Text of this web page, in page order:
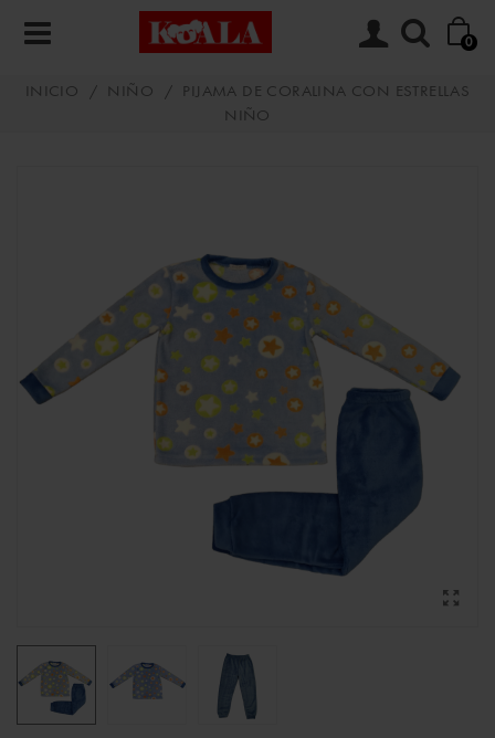
0
INICIO / NIÑO /
PIJAMA DE CORALINA CON ESTRELLAS
NIÑO